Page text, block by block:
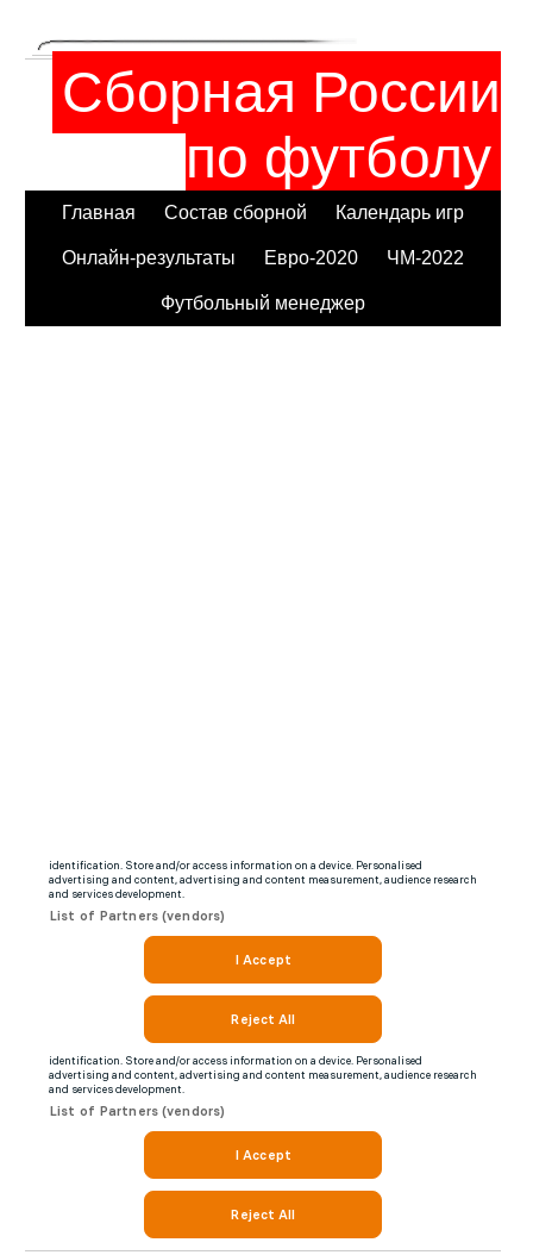
Сборная России
по футболу
Главная Состав сборной Календарь игр
Онлайн-результаты Евро-2020 ЧМ-2022
Футбольный менеджер